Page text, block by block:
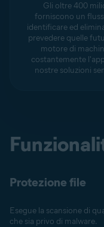
Gli oltre 400
forniscono un
identificare ed
prevedere quelle
motore di
costantemente
nostre soluzioni
Protezione file
Esegue la scansione di
che sia privo di malware.